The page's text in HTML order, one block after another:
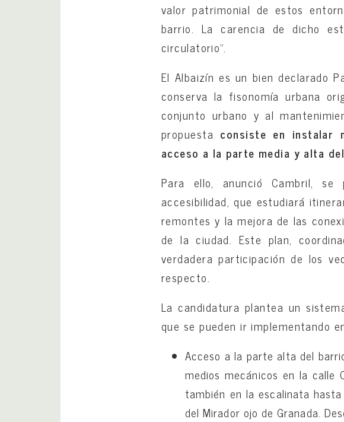
valor patrimonial de estos
barrio. La carencia de dicho
circulatorio”.
El Albaizín es un bien declarado
conserva la fisonomía urbana
conjunto urbano y al
propuesta consiste en instalar
acceso a la parte media y alta
Para ello, anunció Cambril,
accesibilidad, que estudiará
remontes y la mejora de las
de la ciudad. Este plan,
verdadera participación de los
respecto.
La candidatura plantea un
que se pueden ir implementando
Acceso a la parte alta del
medios mecánicos en la
también en la escalinata
del Mirador ojo de Granada.